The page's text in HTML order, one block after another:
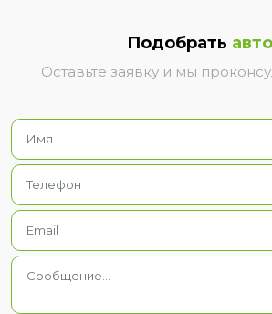
Подобрать
Оставьте заявку и мы